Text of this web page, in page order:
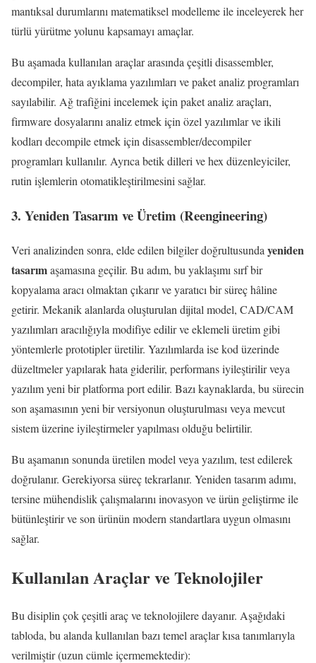
mantıksal durumlarını matematiksel modelleme ile inceleyerek her
türlü yürütme yolunu kapsamayı amaçlar.
Bu aşamada kullanılan araçlar arasında çeşitli disassembler,
decompiler, hata ayıklama yazılımları ve paket analiz programları
sayılabilir. Ağ trafiğini incelemek için paket analiz araçları,
firmware dosyalarını analiz etmek için özel yazılımlar ve ikili
kodları decompile etmek için disassembler/decompiler
programları kullanılır. Ayrıca betik dilleri ve hex düzenleyiciler,
rutin işlemlerin otomatikleştirilmesini sağlar.
3. Yeniden Tasarım ve Üretim (Reengineering)
Veri analizinden sonra, elde edilen bilgiler doğrultusunda yeniden
tasarımaşamasına geçilir. Bu adım, bu yaklaşımı sırf bir
kopyalama aracı olmaktan çıkarır ve yaratıcı bir süreç hâline
getirir. Mekanik alanlarda oluşturulan dijital model, CAD/CAM
yazılımları aracılığıyla modifiye edilir ve eklemeli üretim gibi
yöntemlerle prototipler üretilir. Yazılımlarda ise kod üzerinde
düzeltmeler yapılarak hata giderilir, performans iyileştirilir veya
yazılım yeni bir platforma port edilir. Bazı kaynaklarda, bu sürecin
son aşamasının yeni bir versiyonun oluşturulması veya mevcut
sistem üzerine iyileştirmeler yapılması olduğu belirtilir.
Bu aşamanın sonunda üretilen model veya yazılım, test edilerek
doğrulanır. Gerekiyorsa süreç tekrarlanır. Yeniden tasarım adımı,
tersine mühendislik çalışmalarını inovasyon ve ürün geliştirme ile
bütünleştirir ve son ürünün modern standartlara uygun olmasını
sağlar.
Kullanılan Araçlar ve Teknolojiler
Bu disiplin çok çeşitli araç ve teknolojilere dayanır. Aşağıdaki
tabloda, bu alanda kullanılan bazı temel araçlar kısa tanımlarıyla
verilmiştir (uzun cümle içermemektedir):